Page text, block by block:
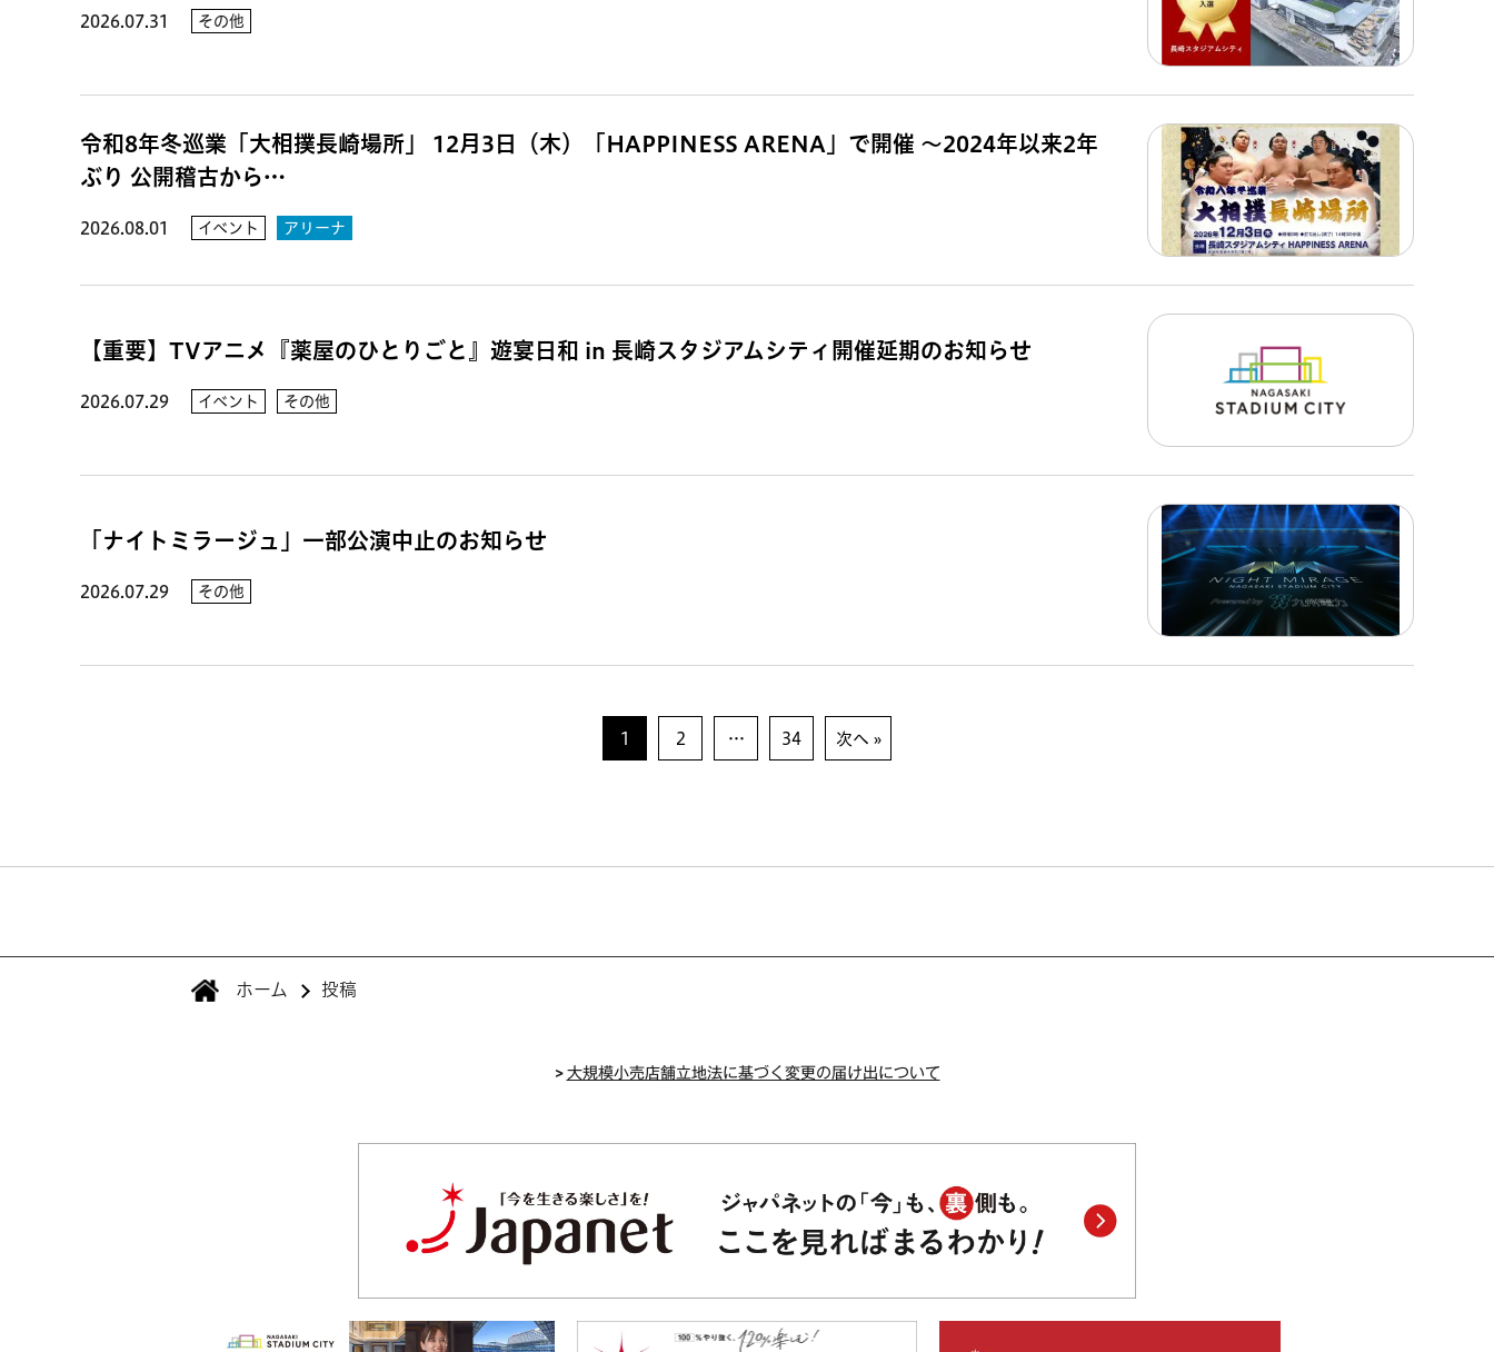
2026.07.31 その他
令和8年冬巡業「大相撲長崎場所」 12月3日（木）「HAPPINESS ARENA」で開催 ～2024年以来2年
ぶり 公開稽古から…
2026.08.01 イベント アリーナ
【重要】TVアニメ『薬屋のひとりごと』遊宴日和 in 長崎スタジアムシティ開催延期のお知らせ
2026.07.29 イベント その他
「ナイトミラージュ」一部公演中止のお知らせ
2026.07.29 その他
1 2 … 34 次へ »
ホーム 投稿
>大規模小売店舗立地法に基づく変更の届け出について